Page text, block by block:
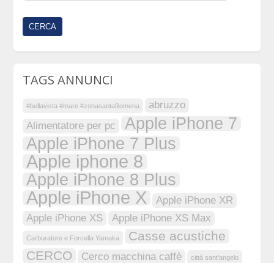
TAGS ANNUNCI
#bellavista #mare #zonasantafilomena
abruzzo
Alimentatore per pc
Apple iPhone 7
Apple iPhone 7 Plus
Apple iphone 8
Apple iPhone 8 Plus
Apple iPhone X
Apple iPhone XR
Apple iPhone XS
Apple iPhone XS Max
Carburatore e Forcella Yamaka
Casse acustiche
CERCO
Cerco macchina caffè città sant'angelo